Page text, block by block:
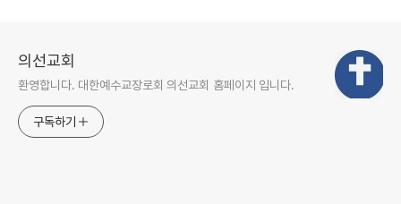
의선교회
환영합니다. 대한예수교장로회 의선교회 홈페이지 입니다.
구독하기